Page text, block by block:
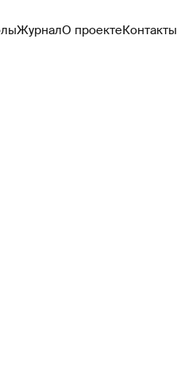
ЖурналО проектеКонтакты